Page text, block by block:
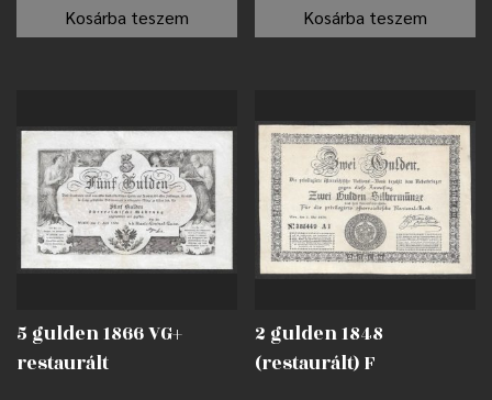
Kosárba teszem
Kosárba teszem
5 gulden 1866 VG+
restaurált
2 gulden 1848
(restaurált) F